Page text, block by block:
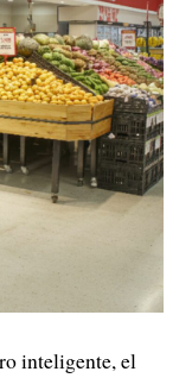
inteligente, el